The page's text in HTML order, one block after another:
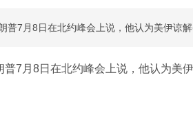
普7月8日在北约峰会上说，他认为美伊谅解
普7月8日在北约峰会上说，他认为美伊